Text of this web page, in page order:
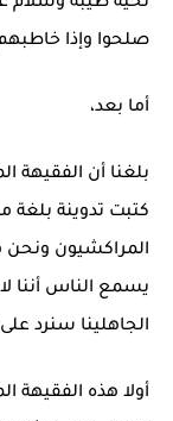
صلحوا وإذا
أما بعد،
بلغنا أن الفقيهة
كتبت تدوينة بلغة
المراكشيون ونحن
يسمع الناس أننا
الجاهلينا سنرد
أولا هذه